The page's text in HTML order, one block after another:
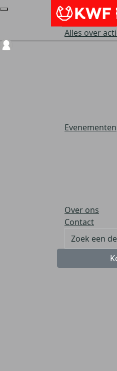
Alles over
Evenementen
Over ons
Contact